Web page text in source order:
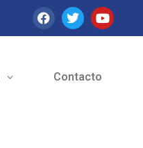
Contacto